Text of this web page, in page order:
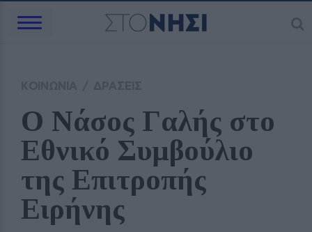
Ο Νάσος Γαλής στο
Εθνικό Συμβούλιο
της Επιτροπής
Ειρήνης